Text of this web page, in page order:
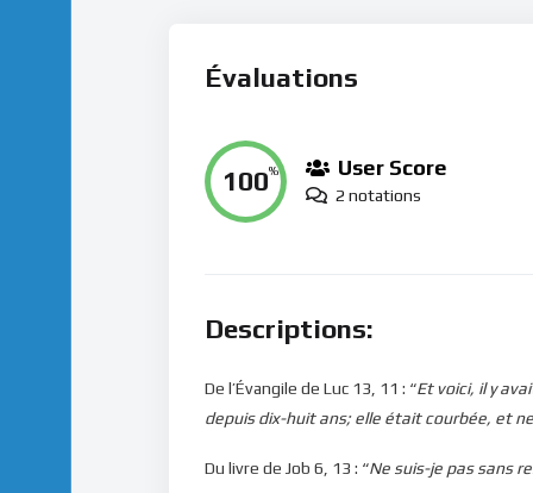
Évaluations
100% User Score
2 notations
Descriptions:
De l’Évangile de Luc 13, 11 : “Et voici, il y
depuis dix-huit ans; elle était courbée, et
Du livre de Job 6, 13 : “Ne suis-je pas sans